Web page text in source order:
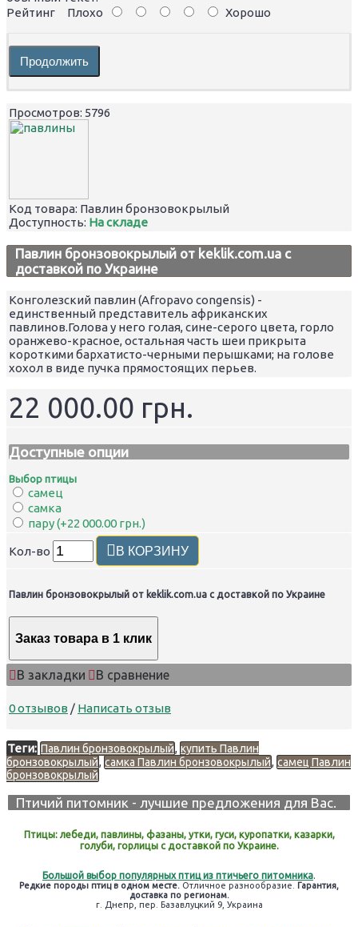
Рейтинг Плохо Хорошо
Продолжить
Просмотров: 5796
Код товара: Павлин бронзовокрылый
Доступность: На складе
Павлин бронзовокрылый от keklik.com.ua с
доставкой по Украине
Конголезский павлин (Afropavo congensis) -
единственный представитель африканских
павлинов.Голова у него голая, сине-серого цвета, горло
оранжево-красное, остальная часть шеи прикрыта
короткими бархатисто-черными перышками; на голове
хохол в виде пучка прямостоящих перьев.
22 000.00 грн.
Доступные опции
Выбор птицы
самец
самка
пару (+22 000.00 грн.)
Кол-во В КОРЗИНУ
Павлин бронзовокрылый от keklik.com.ua с доставкой по Украине
Заказ товара в 1 клик
В закладки В сравнение
0 отзывов / Написать отзыв
Теги: Павлин бронзовокрылый, купить Павлин
бронзовокрылый, самка Павлин бронзовокрылый, самец Павлин
бронзовокрылый
Птичий питомник - лучшие предложения для Вас.
Птицы: лебеди, павлины, фазаны, утки, гуси, куропатки, казарки,
голуби, горлицы с доставкой по Украине.
Большой выбор популярных птиц из птичьего питомника.
Редкие породы птиц в одном месте. Отличное разнообразие. Гарантия,
доставка по регионам.
г. Днепр, пер. Базавлуцкий 9, Украина